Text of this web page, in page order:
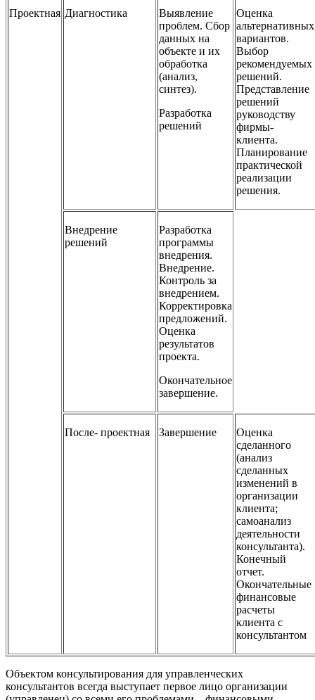
Проектная Диагностика
Выявление
проблем. Сбор
данных на
объекте и их
обработка
(анализ,
синтез).
Разработка
решений
Оценка
альтернативных
вариантов.
Выбор
рекомендуемых
решений.
Представление
решений
руководству
фирмы-
клиента.
Планирование
практической
реализации
решения.
Внедрение
решений
Разработка
программы
внедрения.
Внедрение.
Контроль за
внедрением.
Корректировка
предложений.
Оценка
результатов
проекта.
Окончательное
завершение.
После- проектная Завершение
Оценка
сделанного
(анализ
сделанных
изменений в
организации
клиента;
самоанализ
деятельности
консультанта).
Конечный
отчет.
Окончательные
финансовые
расчеты
клиента с
консультантом
Объектом консультирования для управленческих
консультантов всегда выступает первое лицо организации